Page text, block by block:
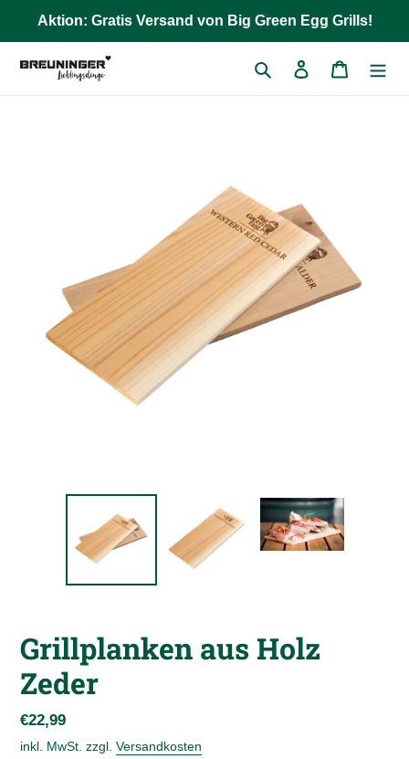
Aktion: Gratis Versand von Big Green Egg Grills!
Suchen Einloggen
Grillplanken aus Holz
Zeder
Normaler
Preis
€22,99
inkl. MwSt. zzgl. Versandkosten